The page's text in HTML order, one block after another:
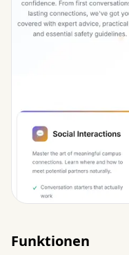
Funktionen